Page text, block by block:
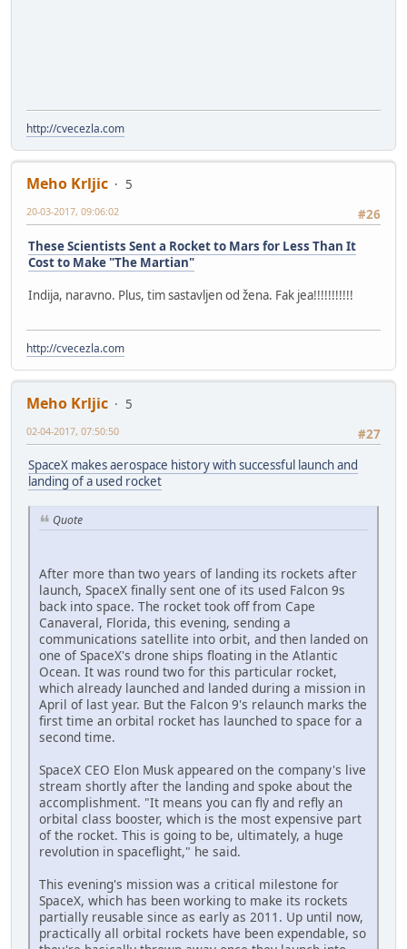
http://cvecezla.com
Meho Krljic
5
#26
20-03-2017, 09:06:02
These Scientists Sent a Rocket to Mars for Less Than It
Cost to Make "The Martian"
Indija, naravno. Plus, tim sastavljen od žena. Fak jea!!!!!!!!!!!
http://cvecezla.com
Meho Krljic
5
#27
02-04-2017, 07:50:50
SpaceX makes aerospace history with successful launch and
landing of a used rocket
Quote
After more than two years of landing its rockets after
launch, SpaceX finally sent one of its used Falcon 9s
back into space. The rocket took off from Cape
Canaveral, Florida, this evening, sending a
communications satellite into orbit, and then landed on
one of SpaceX's drone ships floating in the Atlantic
Ocean. It was round two for this particular rocket,
which already launched and landed during a mission in
April of last year. But the Falcon 9's relaunch marks the
first time an orbital rocket has launched to space for a
second time.
SpaceX CEO Elon Musk appeared on the company's live
stream shortly after the landing and spoke about the
accomplishment. "It means you can fly and refly an
orbital class booster, which is the most expensive part
of the rocket. This is going to be, ultimately, a huge
revolution in spaceflight," he said.
This evening's mission was a critical milestone for
SpaceX, which has been working to make its rockets
partially reusable since as early as 2011. Up until now,
practically all orbital rockets have been expendable, so